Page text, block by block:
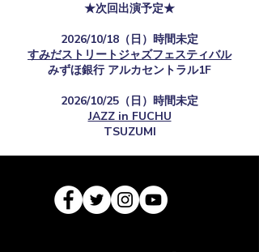
★次回出演予定★
2026/10/18（日）時間未定
すみだストリートジャズフェスティバル
​みずほ銀行 アルカセントラル1F
2026/10/25（日）時間未定
JAZZ in FUCHU
TSUZUMI